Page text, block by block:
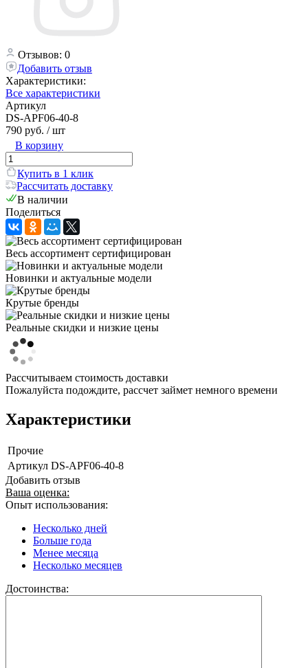
Отзывов: 0
Добавить отзыв
Характеристики:
Все характеристики
Артикул
DS-APF06-40-8
790 руб. / шт
В корзину
Купить в 1 клик
Рассчитать доставку
В наличии
Поделиться
Весь ассортимент сертифицирован
Новинки и актуальные модели
Крутые бренды
Реальные скидки и низкие цены
Рассчитываем стоимость доставки
Пожалуйста подождите, рассчет займет немного времени
Характеристики
Прочие
Артикул DS-APF06-40-8
Добавить отзыв
Ваша оценка:
Опыт использования:
Несколько дней
Больше года
Менее месяца
Несколько месяцев
Достоинства: